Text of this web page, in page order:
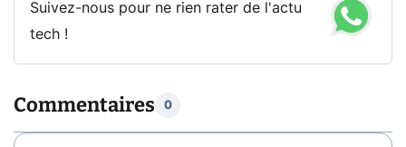
Suivez-nous pour ne rien rater de l'actu
tech !
Commentaires 0